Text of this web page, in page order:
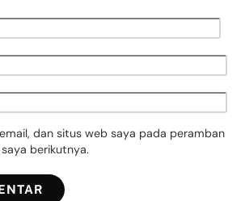
dan situs web saya pada peramban
berikutnya.